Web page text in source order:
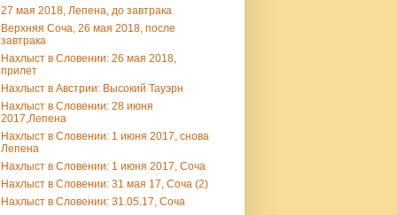
27 мая 2018, Лепена, до завтрака
Верхняя Соча, 26 мая 2018, после
завтрака
Нахлыст в Словении: 26 мая 2018,
прилет
Нахлыст в Австрии: Высокий Тауэрн
Нахлыст в Словении: 28 июня
2017,Лепена
Нахлыст в Словении: 1 июня 2017, снова
Лепена
Нахлыст в Словении: 1 июня 2017, Соча
Нахлыст в Словении: 31 мая 17, Соча (2)
Нахлыст в Словении: 31.05.17, Соча